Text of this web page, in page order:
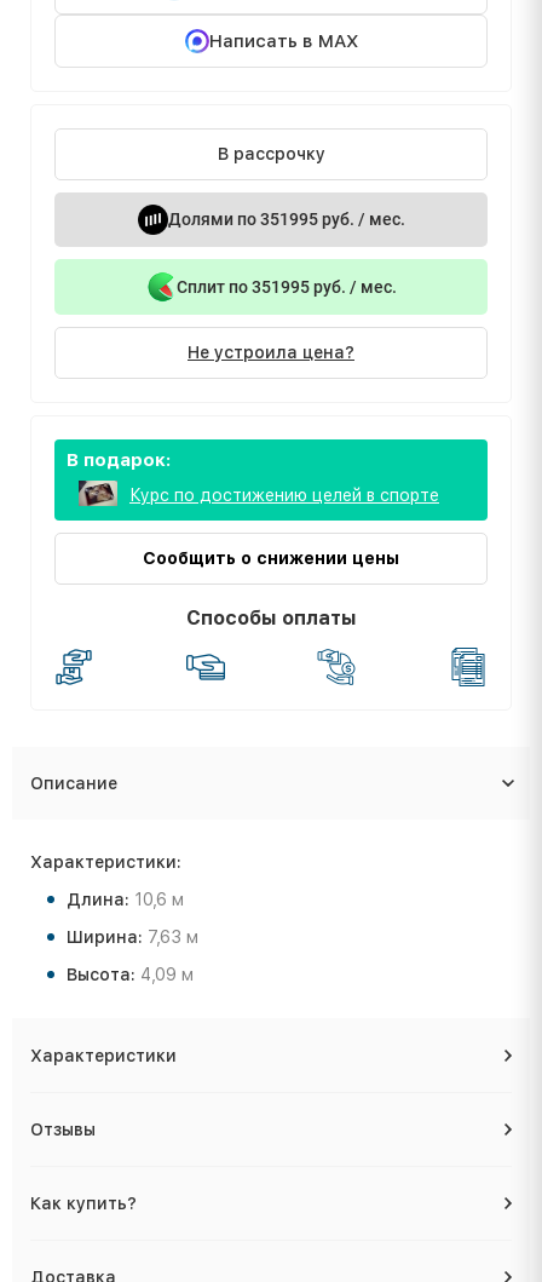
Написать в MAX
В рассрочку
Долями по 351995 руб. / мес.
Сплит по 351995 руб. / мес.
Не устроила цена?
В подарок:
Курс по достижению целей в спорте
Сообщить о снижении цены
Способы оплаты
Описание
Характеристики:
Длина: 10,6 м
Ширина: 7,63 м
Высота: 4,09 м
Характеристики
Отзывы
Как купить?
Доставка